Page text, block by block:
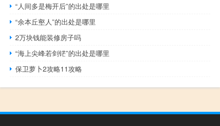
“人间多是梅开后”的出处是哪里
“余本丘壑人”的出处是哪里
2万块钱能装修房子吗
“海上尖峰若剑铓”的出处是哪里
保卫萝卜2攻略11攻略